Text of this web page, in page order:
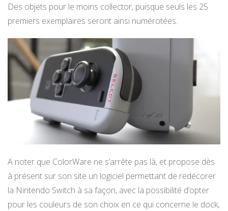
Des objets pour le moins collector, puisque seuls les 25
premiers exemplaires seront ainsi numérotées.
A noter que ColorWare ne s’arrête pas là, et propose dès
à présent sur son site un logiciel permettant de redécorer
la Nintendo Switch à sa façon, avec la possibilité d’opter
pour les couleurs de son choix en ce qui concerne le dock,